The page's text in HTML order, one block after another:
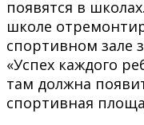
появятся в
школе
спортивном зале
«Успех каждого
там должна
спортивная